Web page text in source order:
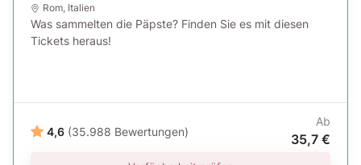
Rom, Italien
Was sammelten die Päpste? Finden Sie es mit diesen
Tickets heraus!
4,6 (35.988 Bewertungen)
Ab
35,7 €